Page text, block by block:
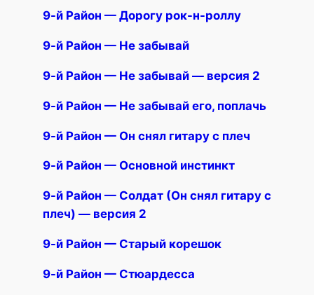
9-й Район — Дорогу рок-н-роллу
9-й Район — Не забывай
9-й Район — Не забывай — версия 2
9-й Район — Не забывай его, поплачь
9-й Район — Он снял гитару с плеч
9-й Район — Основной инстинкт
9-й Район — Солдат (Он снял гитару с
плеч) — версия 2
9-й Район — Старый корешок
9-й Район — Стюардесса